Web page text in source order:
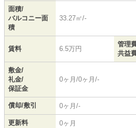
面積/
バルコニー面
積
33.27㎡/-
賃料 6.5万円
管理
共益
敷金/
礼金/
保証金
0ヶ月/0ヶ月/-
償却/敷引 0ヶ月/-
更新料 0ヶ月